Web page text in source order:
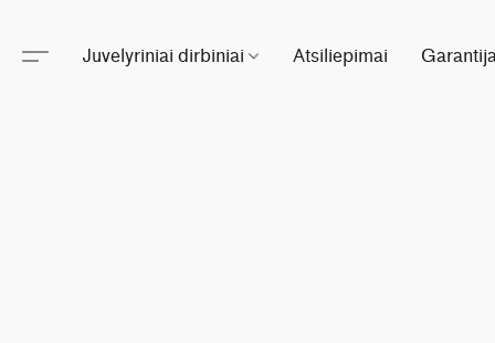
Juvelyriniai dirbiniai Atsiliepimai